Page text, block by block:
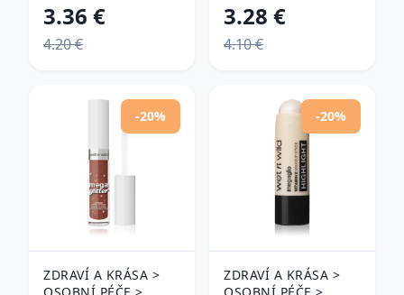
Powder
zmatňujúci
Fair/Light 6 g
3.36 €
4.20 €
odtieň Blue 3.3
ml
3.28 €
4.10 €
-20%
ZDRAVÍ A KRÁSA >
-20%
ZDRAVÍ A KRÁSA >